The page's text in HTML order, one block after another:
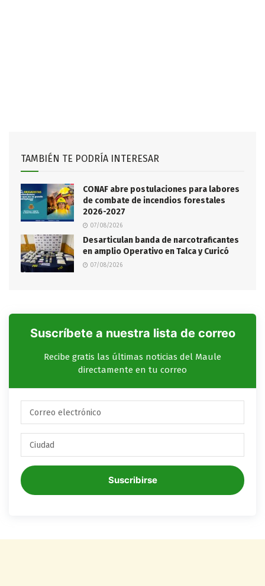
TAMBIÉN TE PODRÍA INTERESAR
CONAF abre postulaciones para labores
de combate de incendios forestales
2026-2027
07/08/2026
Desarticulan banda de narcotraficantes
en amplio Operativo en Talca y Curicó
07/08/2026
Suscríbete a nuestra lista de correo
Recibe gratis las últimas noticias del Maule
directamente en tu correo
Suscribirse